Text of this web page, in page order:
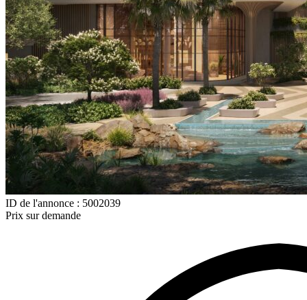
ID de l'annonce : 5002039
Prix sur demande